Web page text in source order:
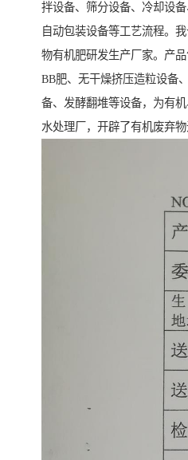
拌设备、筛分设备、冷却设备
自动包装设备等工艺流程。
物有机肥研发生产厂家。产品
BB肥、无干燥挤压造粒设备
备、发酵翻堆等设备，为有
水处理厂，开辟了有机废弃物